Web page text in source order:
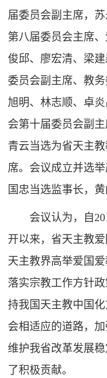
届委员会副主席，
第八届委员会主席
俊邱、廖宏清、梁
委员会副主席、教
旭明、林志顺、卓
会第十届委员会副
青云当选为省天主
席。会议成立并选
国忠当选监事长，
会议认为，自
开以来，省天主教
天主教界高举爱国
落实宗教工作方针
持我国天主教中国
会相适应的道路，
维护我省改革发展
了积极贡献。